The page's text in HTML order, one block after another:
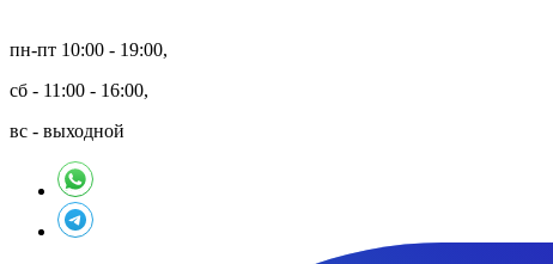
пн-пт 10:00 - 19:00,
сб - 11:00 - 16:00,
вс - выходной